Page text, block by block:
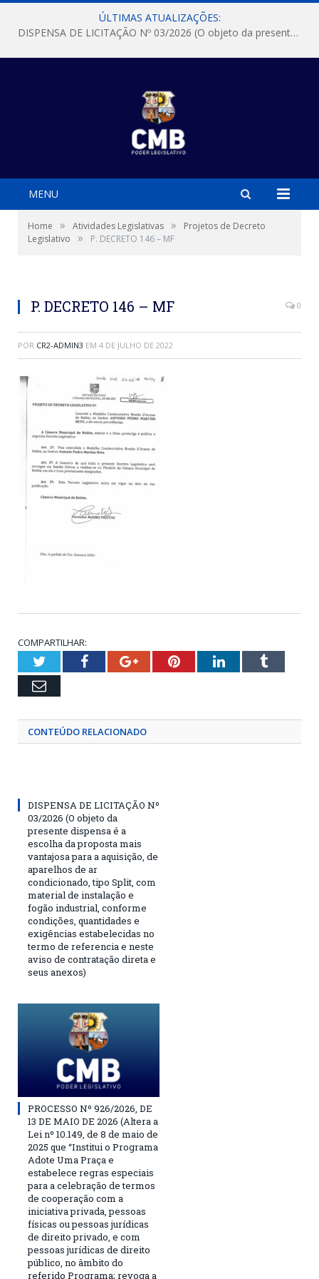
ÚLTIMAS ATUALIZAÇÕES:
DISPENSA DE LICITAÇÃO Nº 03/2026 (O objeto da presente dispensa é a escolha da proposta mais vantajosa para a aquisição, de aparelhos de ar condicionado, tipo Split, com material de instalação e fogão industrial, conforme condições, quantidades e exigências estabelecidas no termo de referencia e neste aviso de contratação direta e seus anexos)
MENU
Home » Atividades Legislativas »
Projetos de Decreto
Legislativo
» P. DECRETO 146 – MF
P. DECRETO 146 – MF 0
POR CR2-ADMIN3 EM 4 DE JULHO DE 2022
COMPARTILHAR:
TwitterFacebookGoogle+PinterestLinkedInTumblr
Email
CONTEÚDO RELACIONADO
DISPENSA DE LICITAÇÃO Nº
03/2026 (O objeto da
presente dispensa é a
escolha da proposta mais
vantajosa para a aquisição, de
aparelhos de ar
condicionado, tipo Split, com
material de instalação e
fogão industrial, conforme
condições, quantidades e
exigências estabelecidas no
termo de referencia e neste
aviso de contratação direta e
seus anexos)
PROCESSO Nº 926/2026, DE
13 DE MAIO DE 2026 (Altera a
Lei nº 10.149, de 8 de maio de
2025 que “Institui o Programa
Adote Uma Praça e
estabelece regras especiais
para a celebração de termos
de cooperação com a
iniciativa privada, pessoas
físicas ou pessoas jurídicas
de direito privado, e com
pessoas jurídicas de direito
público, no âmbito do
referido Programa; revoga a